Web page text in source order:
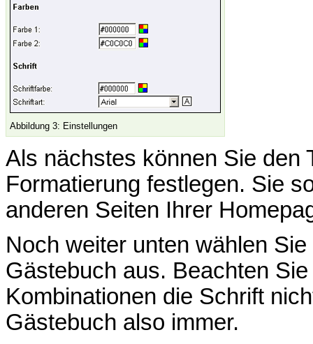
Abbildung 3: Einstellungen
Als nächstes können Sie den
Formatierung festlegen. Sie
anderen Seiten Ihrer
Noch weiter unten wählen
Gästebuch aus. Beachten
Kombinationen die Schrift
Gästebuch also immer.